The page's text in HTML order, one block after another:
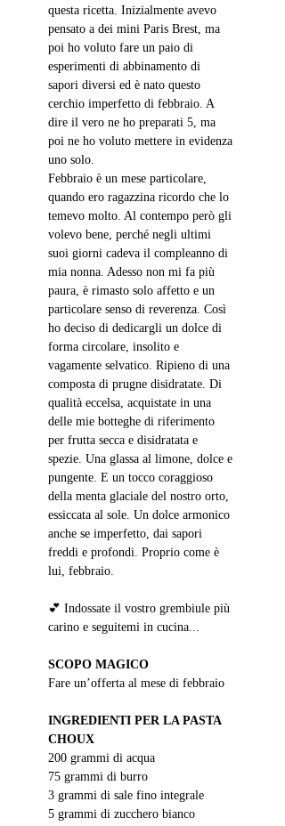
questa ricetta. Inizialmente avevo
pensato a dei mini Paris Brest, ma
poi ho voluto fare un paio di
esperimenti di abbinamento di
sapori diversi ed è nato questo
cerchio imperfetto di febbraio. A
dire il vero ne ho preparati 5, ma
poi ne ho voluto mettere in evidenza
uno solo.
Febbraio è un mese particolare,
quando ero ragazzina ricordo che lo
temevo molto. Al contempo però gli
volevo bene, perché negli ultimi
suoi giorni cadeva il compleanno di
mia nonna. Adesso non mi fa più
paura, è rimasto solo affetto e un
particolare senso di reverenza. Così
ho deciso di dedicargli un dolce di
forma circolare, insolito e
vagamente selvatico. Ripieno di una
composta di prugne disidratate. Di
qualità eccelsa, acquistate in una
delle mie botteghe di riferimento
per frutta secca e disidratata e
spezie. Una glassa al limone, dolce e
pungente. E un tocco coraggioso
della menta glaciale del nostro orto,
essiccata al sole. Un dolce armonico
anche se imperfetto, dai sapori
freddi e profondi. Proprio come è
lui, febbraio.
💕 Indossate il vostro grembiule più
carino e seguitemi in cucina...
SCOPO MAGICO
Fare un’offerta al mese di febbraio
INGREDIENTI PER LA PASTA
CHOUX
200 grammi di acqua
75 grammi di burro
3 grammi di sale fino integrale
5 grammi di zucchero bianco